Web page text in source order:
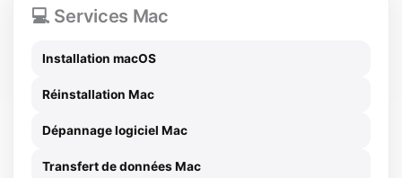
💻 Services Mac
Installation macOS
Réinstallation Mac
Dépannage logiciel Mac
Transfert de données Mac